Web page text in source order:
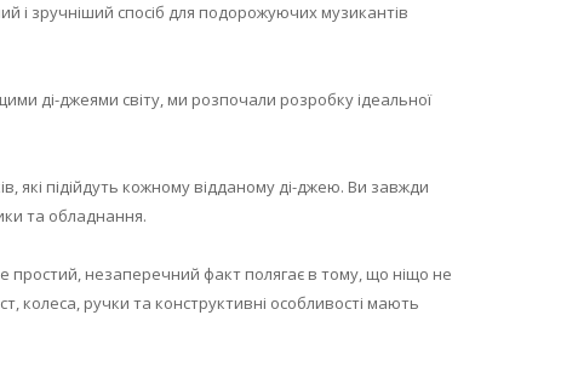
і зручніший спосіб для подорожуючих музикантів
ді-джеями світу, ми розпочали розробку ідеальної
які підійдуть кожному відданому ді-джею. Ви завжди
та обладнання.
простий, незаперечний факт полягає в тому, що ніщо не
колеса, ручки та конструктивні особливості мають